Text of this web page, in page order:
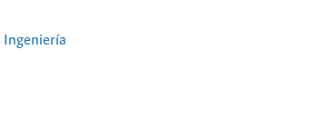
Ingeniería